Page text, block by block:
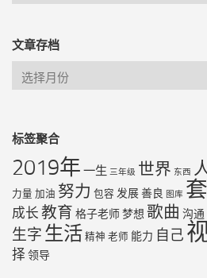
文章存档
标签聚合
2019年 一生 三年级 世界 东西
力量 加油 努力 包容 发展善良 图库
成长 教育 格子老师梦想 歌曲 沟通
生字 生活 精神 老师 能力 自己
择 领导